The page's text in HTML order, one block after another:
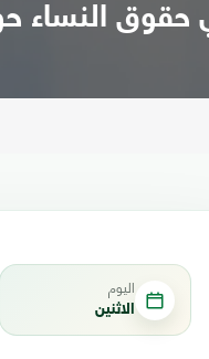
حقوق النساء
اليوم
الاثنين